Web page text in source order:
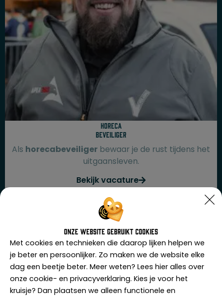
Horeca
beveiliger
Als horecabeveiliger bewaar je de rust tijdens het
uitgaansleven.
Bekijk vacature
Onze website gebruikt cookies
Met cookies en technieken die daarop lijken helpen we
je beter en persoonlijker. Zo maken we de website elke
dag een beetje beter. Meer weten? Lees hier alles over
onze cookie- en privacyverklaring. Kies je voor het
kruisje? Dan plaatsen we alleen functionele en